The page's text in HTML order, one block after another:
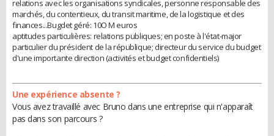
relations avec les organisations syndicales, personne responsable des
marchés, du contentieux, du transit maritime, de la logistique et des
finances...Bugdet géré: 10O M euros
aptitudes particulières: relations publiques; en poste à l'état-major
particulier du président de la république; directeur du service du budget
d'une importante direction (activités et budget confidentiels)
Une expérience absente ?
Vous avez travaillé avec Bruno dans une entreprise qui n'apparaît
pas dans son parcours ?